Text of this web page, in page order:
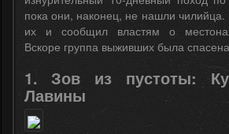
пока они, наконец, не нашли
их и сообщил властям о
Вскоре группа выживших была
1. Зов из пустоты:
Лавины